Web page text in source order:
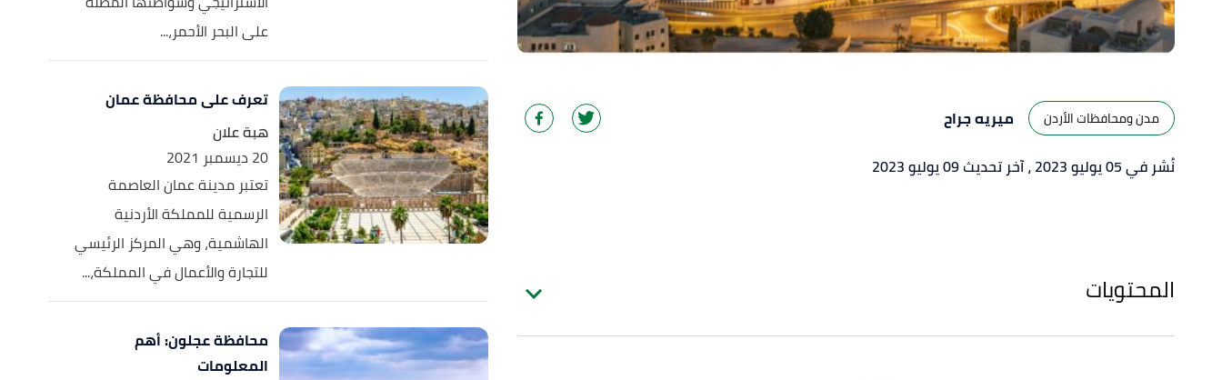
مدن ومحافظات الأردن
ميريه جراح
نُشر في 05 يوليو 2023
، آخر تحديث 09 يوليو 2023
المحتويات
على البحر الأحمر،...
تعرف على محافظة عمان
هبة علان
20 ديسمبر 2021
تعتبر مدينة عمان العاصمة
الرسمية للمملكة الأردنية
الهاشمية، وهي المركز الرئيسي
للتجارة والأعمال في المملكة،...
محافظة عجلون: أهم
المعلومات